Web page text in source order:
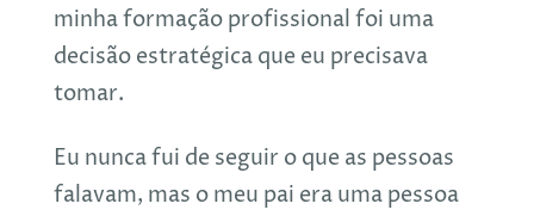
minha formação profissional foi uma
decisão estratégica que eu precisava
tomar.
Eu nunca fui de seguir o que as pessoas
falavam, mas o meu pai era uma pessoa